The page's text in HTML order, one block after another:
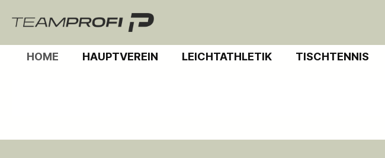
Zur Hauptnavigation springen
HOME HAUPTVEREIN LEICHTATHLETIK TISCHTENNIS